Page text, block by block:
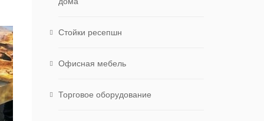
Стойки ресепшн
Офисная мебель
Торговое оборудование